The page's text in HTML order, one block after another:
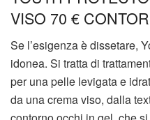
VISO 70 €
Se l’esigenza è dissetare,
idonea. Si tratta di
per una pelle levigata e
da una crema viso, dalla